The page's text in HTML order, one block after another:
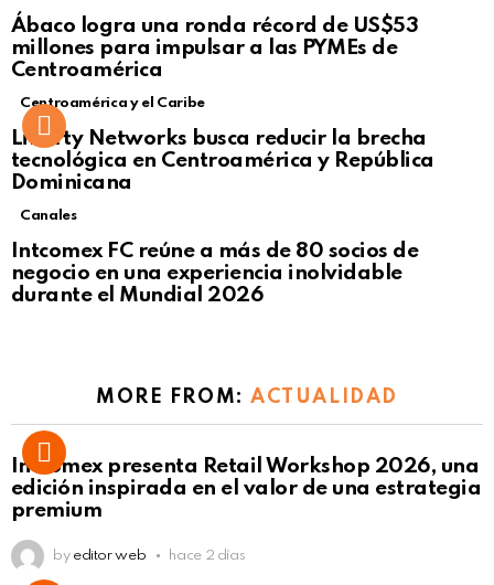
Not Safe For Work
Click to view this post
Ábaco logra una ronda récord de US$53
millones para impulsar a las PYMEs de
Centroamérica
Centroamérica y el Caribe
Liberty Networks busca reducir la brecha
tecnológica en Centroamérica y República
Dominicana
Canales
Intcomex FC reúne a más de 80 socios de
negocio en una experiencia inolvidable
durante el Mundial 2026
MORE FROM:ACTUALIDAD
Intcomex presenta Retail Workshop 2026, una
edición inspirada en el valor de una estrategia
premium
by editor web hace 2 días